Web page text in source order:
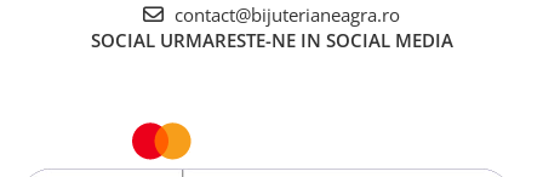
contact@bijuterianeagra.ro
SOCIAL URMARESTE-NE IN SOCIAL MEDIA